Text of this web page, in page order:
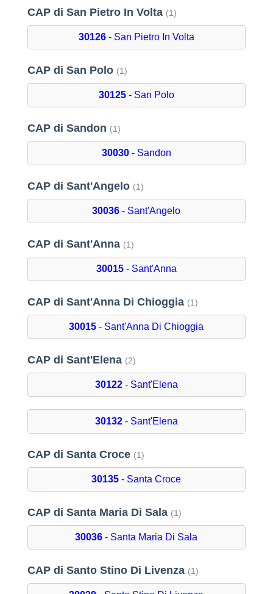
CAP di San Pietro In Volta (1)
30126- San Pietro In Volta
CAP di San Polo (1)
30125- San Polo
CAP di Sandon (1)
30030- Sandon
CAP di Sant'Angelo (1)
30036 - Sant'Angelo
CAP di Sant'Anna (1)
30015- Sant'Anna
CAP di Sant'Anna Di Chioggia (1)
30015 - Sant'Anna Di Chioggia
CAP di Sant'Elena (2)
30122- Sant'Elena
30132- Sant'Elena
CAP di Santa Croce (1)
30135 - Santa Croce
CAP di Santa Maria Di Sala (1)
30036 - Santa Maria Di Sala
CAP di Santo Stino Di Livenza (1)